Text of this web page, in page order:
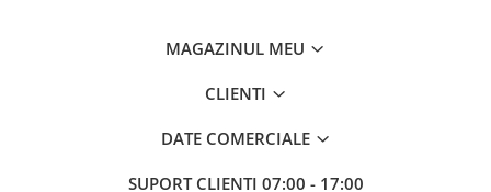
MAGAZINUL MEU
CLIENTI
DATE COMERCIALE
SUPORT CLIENTI 07:00 - 17:00